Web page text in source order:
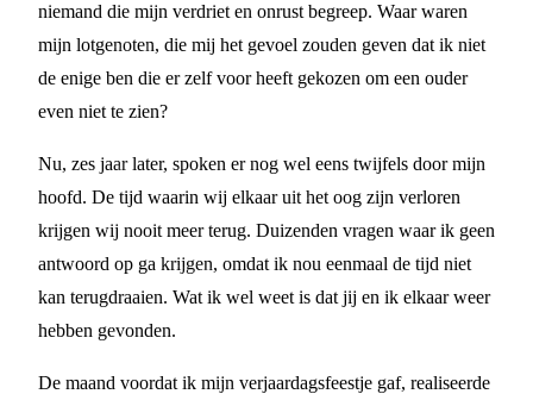
niemand die mijn verdriet en onrust begreep. Waar waren
mijn lotgenoten, die mij het gevoel zouden geven dat ik niet
de enige ben die er zelf voor heeft gekozen om een ouder
even niet te zien?
Nu, zes jaar later, spoken er nog wel eens twijfels door mijn
hoofd. De tijd waarin wij elkaar uit het oog zijn verloren
krijgen wij nooit meer terug. Duizenden vragen waar ik geen
antwoord op ga krijgen, omdat ik nou eenmaal de tijd niet
kan terugdraaien. Wat ik wel weet is dat jij en ik elkaar weer
hebben gevonden.
De maand voordat ik mijn verjaardagsfeestje gaf, realiseerde